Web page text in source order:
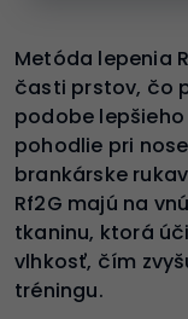
Metóda lepenia
časti prstov, čo
podobe
pohodlie pri
brankárske
Rf2G majú na
tkaninu, ktorá
vlhkosť, čím
tréningu.